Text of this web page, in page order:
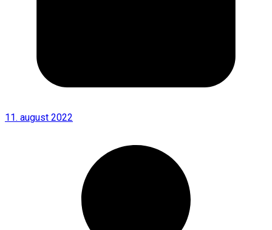
11. august 2022